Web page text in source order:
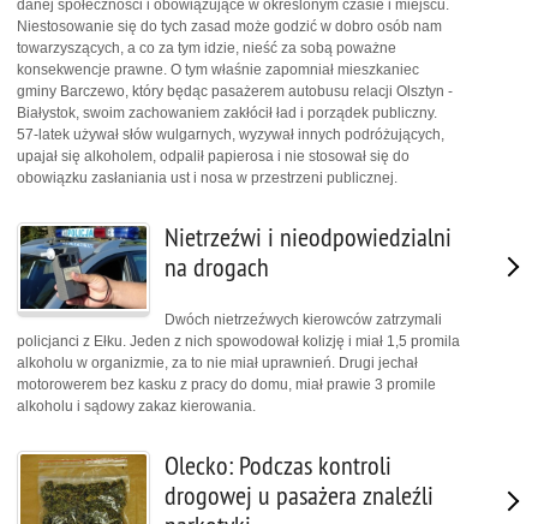
danej społeczności i obowiązujące w określonym czasie i miejscu.
Niestosowanie się do tych zasad może godzić w dobro osób nam
towarzyszących, a co za tym idzie, nieść za sobą poważne
konsekwencje prawne. O tym właśnie zapomniał mieszkaniec
gminy Barczewo, który będąc pasażerem autobusu relacji Olsztyn -
Białystok, swoim zachowaniem zakłócił ład i porządek publiczny.
57-latek używał słów wulgarnych, wyzywał innych podróżujących,
upajał się alkoholem, odpalił papierosa i nie stosował się do
obowiązku zasłaniania ust i nosa w przestrzeni publicznej.
Nietrzeźwi i nieodpowiedzialni
na drogach
Dwóch nietrzeźwych kierowców zatrzymali
policjanci z Ełku. Jeden z nich spowodował kolizję i miał 1,5 promila
alkoholu w organizmie, za to nie miał uprawnień. Drugi jechał
motorowerem bez kasku z pracy do domu, miał prawie 3 promile
alkoholu i sądowy zakaz kierowania.
Olecko: Podczas kontroli
drogowej u pasażera znaleźli